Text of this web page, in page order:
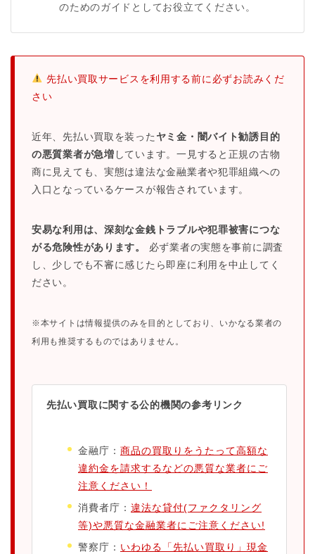
のためのガイドとしてお役立てください。
先払い買取サービスを利用する前に必ずお読みくだ
さい
近年、先払い買取を装った ヤミ金・闇バイト勧誘目的
の悪質業者が急増 しています。一見すると正規の古物
商に見えても、実態は違法な金融業者や犯罪組織への
入口となっているケースが報告されています。
安易な利用は、深刻な金銭トラブルや犯罪被害につな
がる危険性があります。
必ず業者の実態を事前に調査
し、少しでも不審に感じたら即座に利用を中止してく
ださい。
※本サイトは情報提供のみを目的としており、いかなる業者の
利用も推奨するものではありません。
先払い買取に関する公的機関の参考リンク
金融庁： 商品の買取りをうたって高額な
違約金を請求するなどの悪質な業者にご
注意ください！
消費者庁： 違法な貸付(ファクタリング
等)や悪質な金融業者にご注意ください!
警察庁： いわゆる「先払い買取り」現金